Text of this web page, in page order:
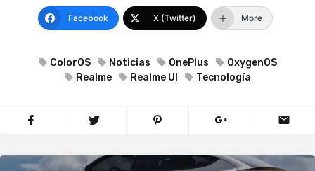
Facebook X (Twitter) More
ColorOS Noticias OnePlus
OxygenOS
Realme
Realme UI Tecnología